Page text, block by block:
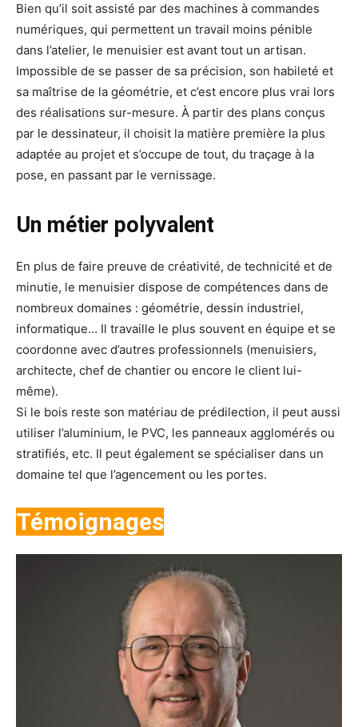
Bien qu’il soit assisté par des machines à commandes
numériques, qui permettent un travail moins pénible
dans l’atelier, le menuisier est avant tout un artisan.
Impossible de se passer de sa précision, son habileté et
sa maîtrise de la géométrie, et c’est encore plus vrai lors
des réalisations sur-mesure. À partir des plans conçus
par le dessinateur, il choisit la matière première la plus
adaptée au projet et s’occupe de tout, du traçage à la
pose, en passant par le vernissage.
Un métier polyvalent
En plus de faire preuve de créativité, de technicité et de
minutie, le menuisier dispose de compétences dans de
nombreux domaines : géométrie, dessin industriel,
informatique… Il travaille le plus souvent en équipe et se
coordonne avec d’autres professionnels (menuisiers,
architecte, chef de chantier ou encore le client lui-
même).
Si le bois reste son matériau de prédilection, il peut aussi
utiliser l’aluminium, le PVC, les panneaux agglomérés ou
stratifiés, etc. Il peut également se spécialiser dans un
domaine tel que l’agencement ou les portes.
Témoignages